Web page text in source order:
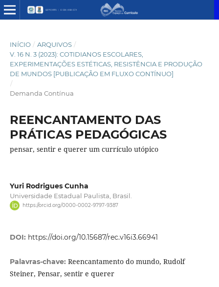
INÍCIO / ARQUIVOS /
V. 16 N. 3 (2023): COTIDIANOS ESCOLARES,
EXPERIMENTAÇÕES ESTÉTICAS, RESISTÊNCIA E PRODUÇÃO
DE MUNDOS [PUBLICAÇÃO EM FLUXO CONTÍNUO]
/
Demanda Contínua
REENCANTAMENTO DAS
PRÁTICAS PEDAGÓGICAS
pensar, sentir e querer um currículo utópico
Yuri Rodrigues Cunha
Universidade Estadual Paulista, Brasil.
https://orcid.org/0000-0002-9797-9387
DOI: https://doi.org/10.15687/rec.v16i3.66941
Palavras-chave: Reencantamento do mundo, Rudolf
Steiner, Pensar, sentir e querer